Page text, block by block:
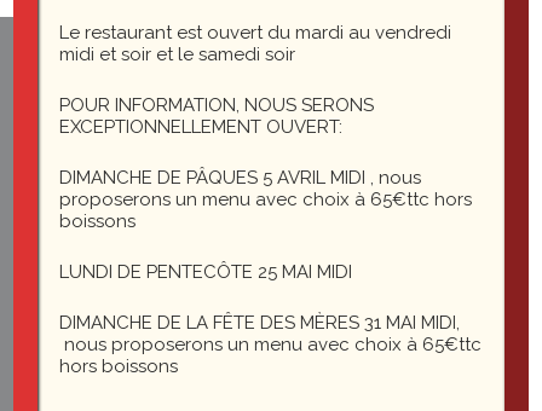
1 rue du général Leclerc
25200 Montbéliard
le-saint-martin@orange.fr
Le restaurant est ouvert du mardi au vendredi
midi et soir et le samedi soir
POUR INFORMATION, NOUS SERONS
EXCEPTIONNELLEMENT OUVERT:
DIMANCHE DE PÂQUES 5 AVRIL MIDI , nous
proposerons un menu avec choix à 65€ttc hors
boissons
LUNDI DE PENTECÔTE 25 MAI MIDI
DIMANCHE DE LA FÊTE DES MÈRES 31 MAI MIDI,
nous proposerons un menu avec choix à 65€ttc
hors boissons